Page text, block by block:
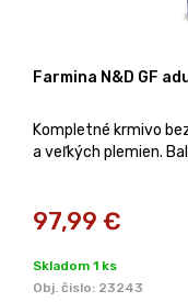
Farmina N&D GF
Kompletné krmivo
a veľkých plemien.
97,99 €
Skladom 1 ks
Obj. čislo: 23243